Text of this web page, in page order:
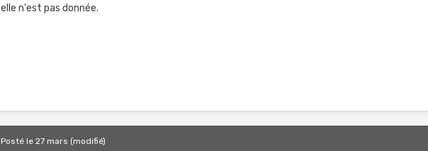
elle n'est pas donnée.
Postéle 27 mars (modifié)